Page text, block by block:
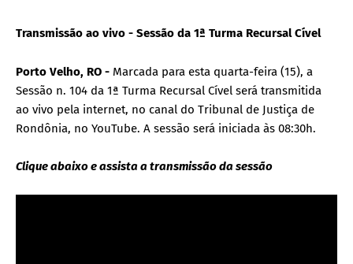
Transmissão ao vivo - Sessão da 1ª Turma Recursal Cível
Porto Velho, RO - Marcada para esta quarta-feira (15), a
Sessão n. 104 da 1ª Turma Recursal Cível será transmitida
ao vivo pela internet, no canal do Tribunal de Justiça de
Rondônia, no YouTube. A sessão será iniciada às 08:30h.
Clique abaixo e assista a transmissão da sessão